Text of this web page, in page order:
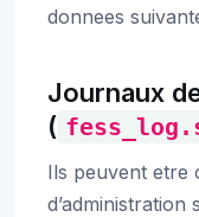
donnees
Journaux
(
Ils peuvent etre